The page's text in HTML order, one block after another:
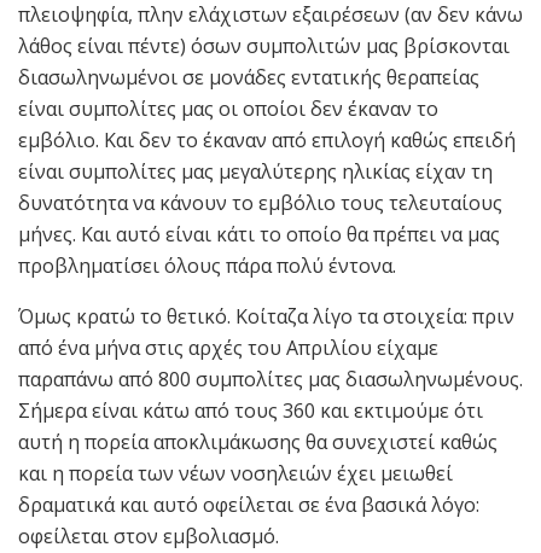
πλειοψηφία, πλην ελάχιστων εξαιρέσεων (αν δεν κάνω
λάθος είναι πέντε) όσων συμπολιτών μας βρίσκονται
διασωληνωμένοι σε μονάδες εντατικής θεραπείας
είναι συμπολίτες μας οι οποίοι δεν έκαναν το
εμβόλιο. Και δεν το έκαναν από επιλογή καθώς επειδή
είναι συμπολίτες μας μεγαλύτερης ηλικίας είχαν τη
δυνατότητα να κάνουν το εμβόλιο τους τελευταίους
μήνες. Και αυτό είναι κάτι το οποίο θα πρέπει να μας
προβληματίσει όλους πάρα πολύ έντονα.
Όμως κρατώ το θετικό. Κοίταζα λίγο τα στοιχεία: πριν
από ένα μήνα στις αρχές του Απριλίου είχαμε
παραπάνω από 800 συμπολίτες μας διασωληνωμένους.
Σήμερα είναι κάτω από τους 360 και εκτιμούμε ότι
αυτή η πορεία αποκλιμάκωσης θα συνεχιστεί καθώς
και η πορεία των νέων νοσηλειών έχει μειωθεί
δραματικά και αυτό οφείλεται σε ένα βασικά λόγο:
οφείλεται στον εμβολιασμό.